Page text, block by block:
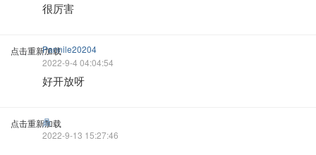
很厉害
点击重新加载Pannile20204
2022-9-4 04:04:54
好开放呀
点击重新加载
鼎
2022-9-13 15:27:46